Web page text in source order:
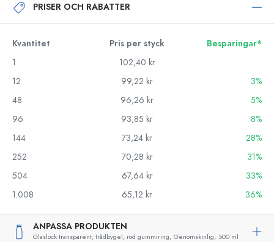
PRISER OCH RABATTER
Kvantitet Pris per styck
Besparingar*
1
102,40 kr
12
99,22 kr
3%
48
96,26 kr
5%
96
93,85 kr
8%
144
73,24 kr
28%
252
70,28 kr
31%
504
67,64 kr
33%
1.008
65,12 kr 36%
ANPASSA PRODUKTEN
Glaslock transparent, trådbygel, röd gummiring, Genomskinlig, 500 ml